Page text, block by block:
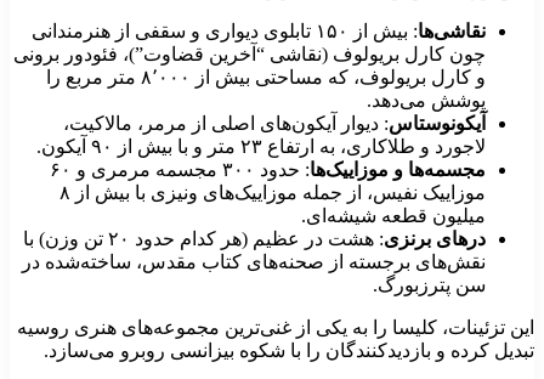
نقاشی‌ها
: بیش از ۱۵۰ تابلوی دیواری و سقفی از هنرمندانی
چون کارل بریولوف (نقاشی “آخرین قضاوت”)، فئودور برونی
و کارل بریولوف، که مساحتی بیش از ۸٬۰۰۰ متر مربع را
پوشش می‌دهد.
آیکونوستاس: دیوار آیکون‌های اصلی از مرمر، مالاکیت،
لاجورد و طلاکاری، به ارتفاع ۲۳ متر و با بیش از ۹۰ آیکون.
مجسمه‌ها و موزاییک‌ها
: حدود ۳۰۰ مجسمه مرمری و ۶۰
موزاییک نفیس، از جمله موزاییک‌های ونیزی با بیش از ۸
میلیون قطعه شیشه‌ای.
درهای برنزی
: هشت در عظیم (هر کدام حدود ۲۰ تن وزن) با
نقش‌های برجسته از صحنه‌های کتاب مقدس، ساخته‌شده در
سن پترزبورگ.
تزئینات، کلیسا را به یکی از غنی‌ترین مجموعه‌های هنری روسیه
کرده و بازدیدکنندگان را با شکوه بیزانسی روبرو می‌سازد.